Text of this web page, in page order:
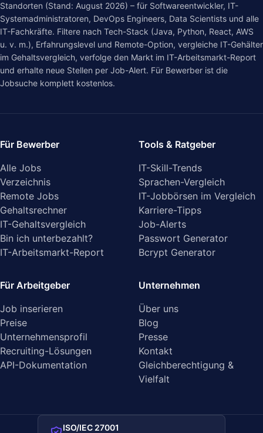
Standorten (Stand: August 2026) – für Softwareentwickler, IT-
Systemadministratoren, DevOps Engineers, Data Scientists und alle
IT-Fachkräfte. Filtere nach Tech-Stack (Java, Python, React, AWS
u. v. m.), Erfahrungslevel und Remote-Option, vergleiche IT-Gehälter
im Gehaltsvergleich, verfolge den Markt im IT-Arbeitsmarkt-Report
und erhalte neue Stellen per Job-Alert. Für Bewerber ist die
Jobsuche komplett kostenlos.
Für Bewerber
Alle Jobs
Verzeichnis
Remote Jobs
Gehaltsrechner
IT-Gehaltsvergleich
Bin ich unterbezahlt?
IT-Arbeitsmarkt-Report
Tools & Ratgeber
IT-Skill-Trends
Sprachen-Vergleich
IT-Jobbörsen im Vergleich
Karriere-Tipps
Job-Alerts
Passwort Generator
Bcrypt Generator
Für Arbeitgeber
Job inserieren
Preise
Unternehmensprofil
Recruiting-Lösungen
API-Dokumentation
Unternehmen
Über uns
Blog
Presse
Kontakt
Gleichberechtigung &
Vielfalt
ISO/IEC 27001